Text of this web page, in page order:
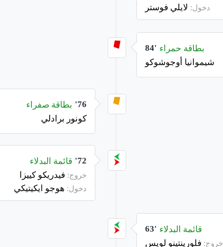
دخول: لايلي فوستر
84' بطاقة حمراء
شيموانيا أوجوشوكو
76'
بطاقة صفراء
كونور برادلي
72' قائمة البدلاء
خروج: فيدريكو كييزا
دخول: هوجو ايكيتيكي
63' قائمة البدلاء
خروج: فلورينتينو لويس